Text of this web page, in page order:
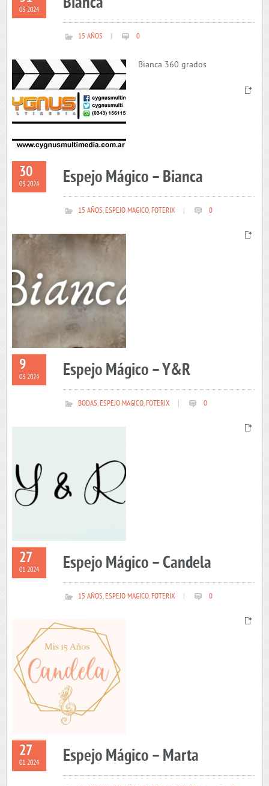
03 2024
15 AÑOS 0
Bianca 360 grados
30
03 2024 Espejo Mágico – Bianca
15 AÑOS,ESPEJO MAGICO,FOTERIX 0
9
03 2024 Espejo Mágico – Y&R
BODAS,ESPEJO MAGICO,FOTERIX 0
27
01 2024 Espejo Mágico – Candela
15 AÑOS,ESPEJO MAGICO,FOTERIX 0
27
01 2024 Espejo Mágico – Marta